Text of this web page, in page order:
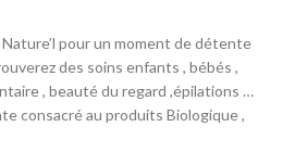
pour un moment de détente
des soins enfants , bébés ,
, beauté du regard ,épilations …
consacré au produits Biologique ,